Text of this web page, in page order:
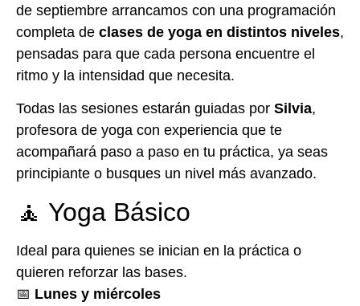
de septiembre arrancamos con una programación
completa de clases de yoga en distintos niveles,
pensadas para que cada persona encuentre el
ritmo y la intensidad que necesita.
Todas las sesiones estarán guiadas por Silvia,
profesora de yoga con experiencia que te
acompañará paso a paso en tu práctica, ya seas
principiante o busques un nivel más avanzado.
🧘 Yoga Básico
Ideal para quienes se inician en la práctica o
quieren reforzar las bases.
📅 Lunes y miércoles